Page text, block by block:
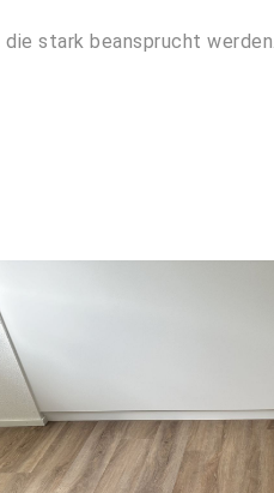
stark beansprucht